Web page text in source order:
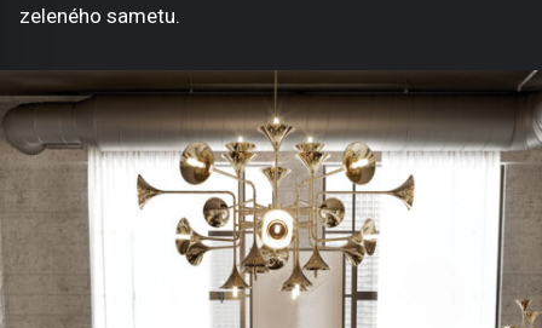
zeleného sametu.